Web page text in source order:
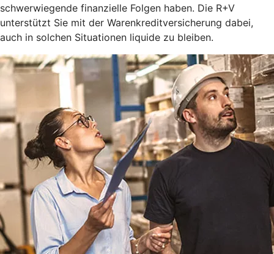
schwerwiegende finanzielle Folgen haben. Die R+V
unterstützt Sie mit der Warenkreditversicherung dabei,
auch in solchen Situationen liquide zu bleiben.